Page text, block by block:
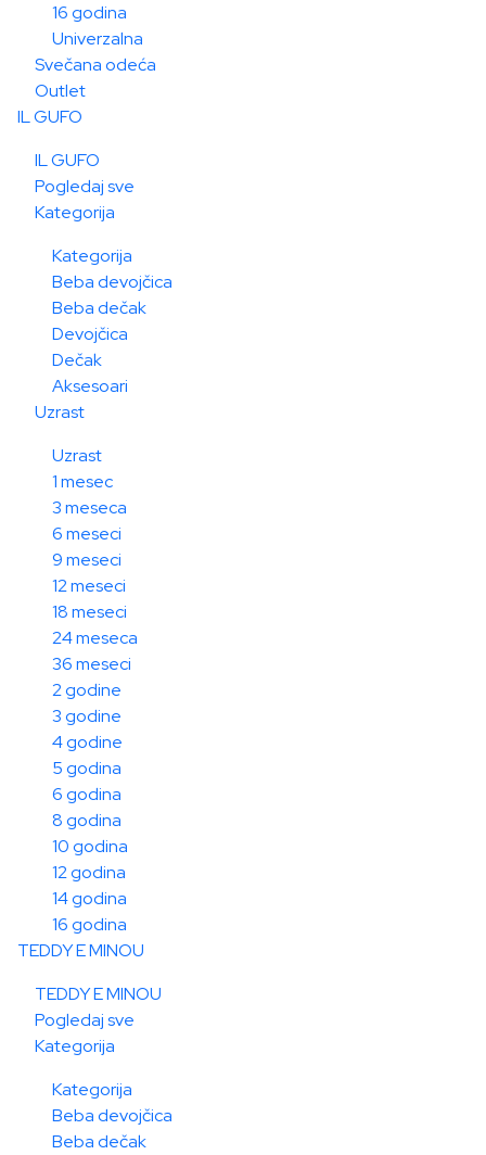
16 godina
Univerzalna
Svečana odeća
Outlet
IL GUFO
IL GUFO
Pogledaj sve
Kategorija
Kategorija
Beba devojčica
Beba dečak
Devojčica
Dečak
Aksesoari
Uzrast
Uzrast
1 mesec
3 meseca
6 meseci
9 meseci
12 meseci
18 meseci
24 meseca
36 meseci
2 godine
3 godine
4 godine
5 godina
6 godina
8 godina
10 godina
12 godina
14 godina
16 godina
TEDDY E MINOU
TEDDY E MINOU
Pogledaj sve
Kategorija
Kategorija
Beba devojčica
Beba dečak